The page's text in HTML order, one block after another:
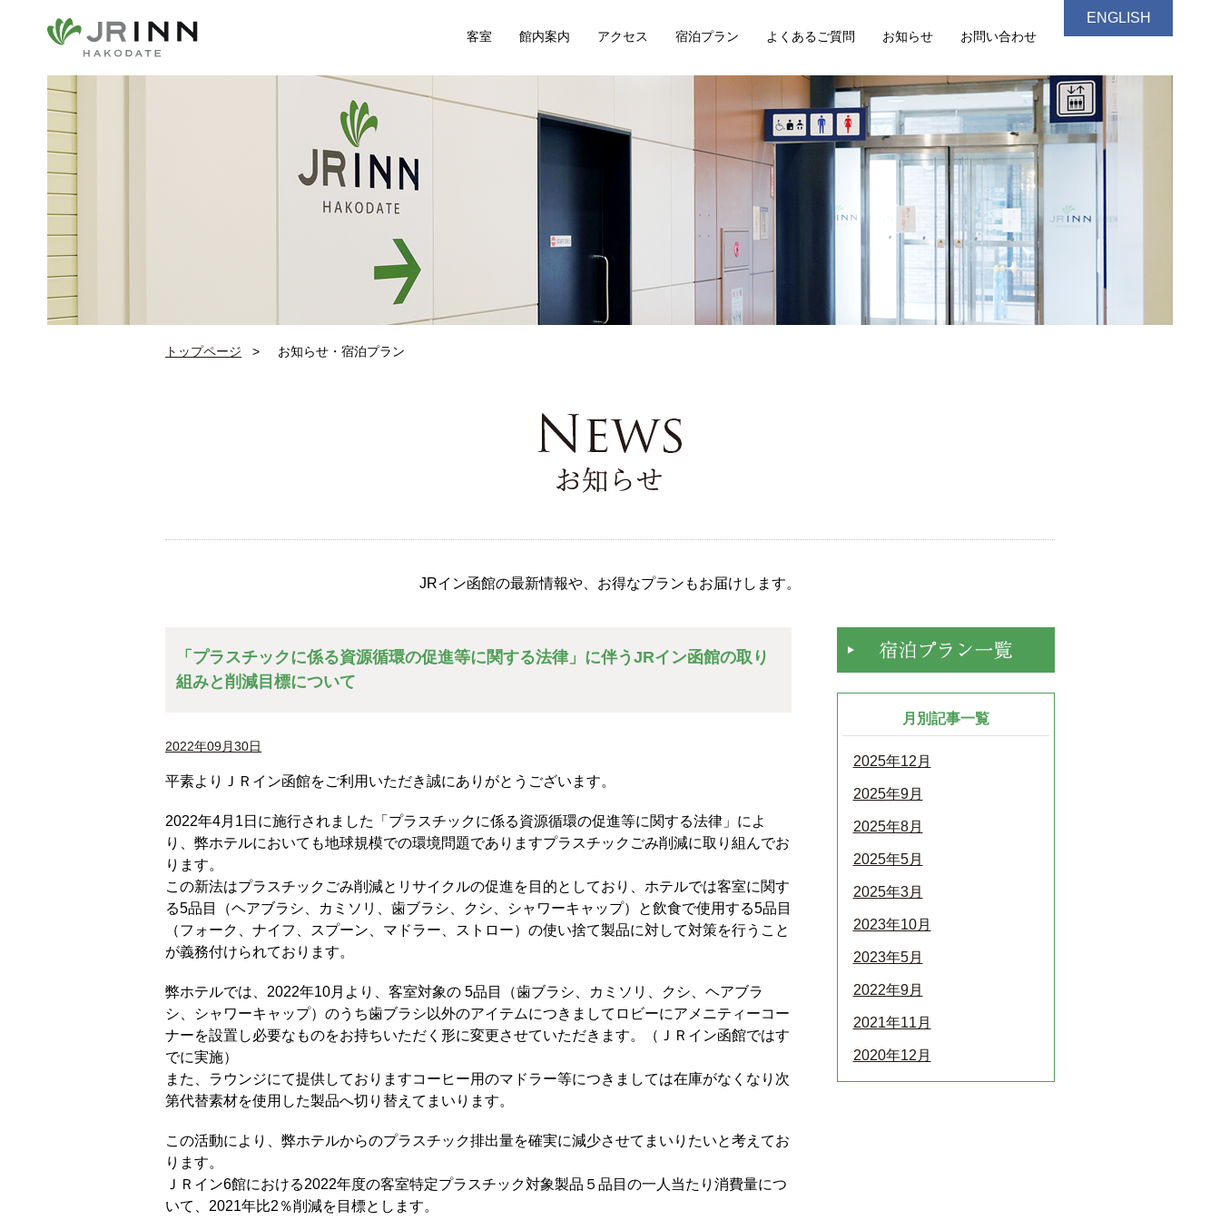
客室 館内案内 アクセス 宿泊プラン よくあるご質問 お知らせ お問い合わせ
ENGLISH
トップページ お知らせ・宿泊プラン
JRイン函館の最新情報や、お得なプランもお届けします。
「プラスチックに係る資源循環の促進等に関する法律」に伴うJRイン函館の取り
組みと削減目標について
2022年09月30日
平素よりＪＲイン函館をご利用いただき誠にありがとうございます。
2022年4月1日に施行されました「プラスチックに係る資源循環の促進等に関する法律」によ
り、弊ホテルにおいても地球規模での環境問題でありますプラスチックごみ削減に取り組んでお
ります。
この新法はプラスチックごみ削減とリサイクルの促進を目的としており、ホテルでは客室に関す
る5品目（ヘアブラシ、カミソリ、歯ブラシ、クシ、シャワーキャップ）と飲食で使用する5品目
（フォーク、ナイフ、スプーン、マドラー、ストロー）の使い捨て製品に対して対策を行うこと
が義務付けられております。
弊ホテルでは、2022年10月より、客室対象の 5品目（歯ブラシ、カミソリ、クシ、ヘアブラ
シ、シャワーキャップ）のうち歯ブラシ以外のアイテムにつきましてロビーにアメニティーコー
ナーを設置し必要なものをお持ちいただく形に変更させていただきます。（ＪＲイン函館ではす
でに実施）
また、ラウンジにて提供しておりますコーヒー用のマドラー等につきましては在庫がなくなり次
第代替素材を使用した製品へ切り替えてまいります。
この活動により、弊ホテルからのプラスチック排出量を確実に減少させてまいりたいと考えてお
ります。
ＪＲイン6館における2022年度の客室特定プラスチック対象製品５品目の一人当たり消費量につ
いて、2021年比2％削減を目標とします。
月別記事一覧
2025年12月
2025年9月
2025年8月
2025年5月
2025年3月
2023年10月
2023年5月
2022年9月
2021年11月
2020年12月